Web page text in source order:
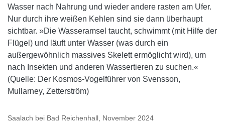
Wasser nach Nahrung und wieder andere rasten am Ufer.
Nur durch ihre weißen Kehlen sind sie dann überhaupt
sichtbar. »Die Wasseramsel taucht, schwimmt (mit Hilfe der
Flügel) und läuft unter Wasser (was durch ein
außergewöhnlich massives Skelett ermöglicht wird), um
nach Insekten und anderen Wassertieren zu suchen.«
(Quelle: Der Kosmos-Vogelführer von Svensson,
Mullarney, Zetterström)
Saalach bei Bad Reichenhall, November 2024